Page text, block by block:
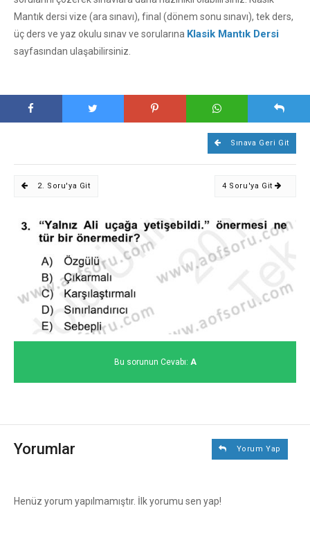
Mantık dersi vize (ara sınavı), final (dönem sonu sınavı), tek ders,
üç ders ve yaz okulu sınav ve sorularına Klasik Mantık Dersi
sayfasından ulaşabilirsiniz.
Sınava Geri Git
2. Soru'ya Git 4 Soru'ya Git
Bu sorunun Cevabı: A
Yorumlar Yorum Yap
Henüz yorum yapılmamıştır. İlk yorumu sen yap!